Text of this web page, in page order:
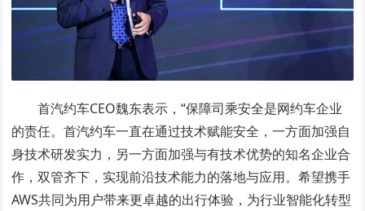
首汽约车CEO魏东表示，“保障司乘安全是网约车企业
的责任。首汽约车一直在通过技术赋能安全，一方面加强自
身技术研发实力，另一方面加强与有技术优势的知名企业合
作，双管齐下，实现前沿技术能力的落地与应用。希望携手
AWS共同为用户带来更卓越的出行体验，为行业智能化转型